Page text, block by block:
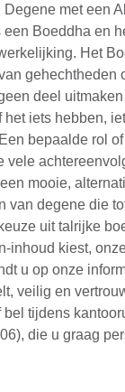
met een
een Boeddha en
Het
gehechtheden
deel
iets hebben,
bepaalde rol
vele
mooie,
van degene die
uit talrijke
inhoud kiest,
u op onze
veilig en
bel tijdens
die u graag